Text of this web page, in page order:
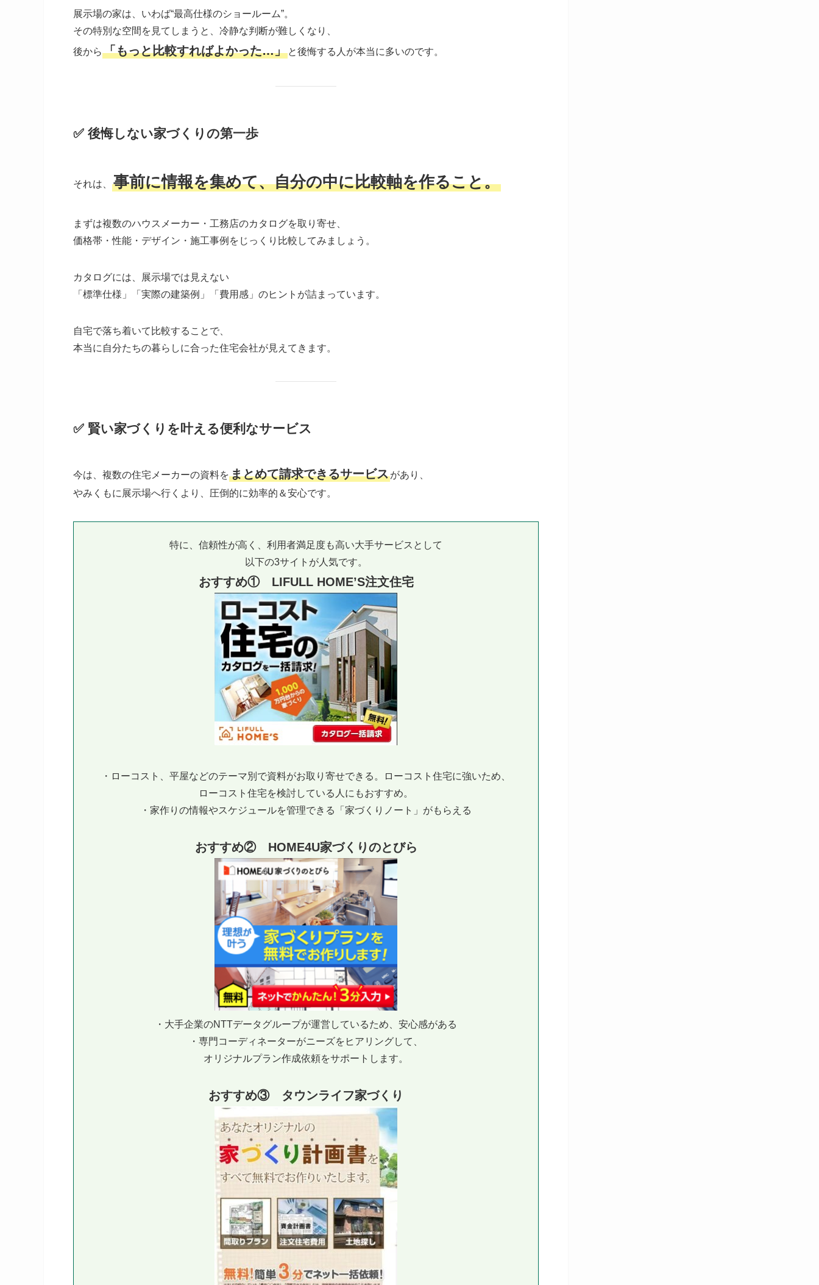
展示場の家は、いわば“最高仕様のショールーム”。
その特別な空間を見てしまうと、冷静な判断が難しくなり、
後から 「もっと比較すればよかった…」 と後悔する人が本当に多いのです。
✅ 後悔しない家づくりの第一歩
それは、 事前に情報を集めて、自分の中に比較軸を作ること。
まずは複数のハウスメーカー・工務店のカタログを取り寄せ、
価格帯・性能・デザイン・施工事例をじっくり比較してみましょう。
カタログには、展示場では見えない
「標準仕様」「実際の建築例」「費用感」のヒントが詰まっています。
自宅で落ち着いて比較することで、
本当に自分たちの暮らしに合った住宅会社が見えてきます。
✅ 賢い家づくりを叶える便利なサービス
今は、複数の住宅メーカーの資料をまとめて請求できるサービスがあり、
やみくもに展示場へ行くより、圧倒的に効率的＆安心です。
特に、信頼性が高く、利用者満足度も高い大手サービスとして
以下の3サイトが人気です。
おすすめ① LIFULL HOME’S注文住宅
・ローコスト、平屋などのテーマ別で資料がお取り寄せできる。ローコスト住宅に強いため、
ローコスト住宅を検討している人にもおすすめ。
・家作りの情報やスケジュールを管理できる「家づくりノート」がもらえる
おすすめ② HOME4U家づくりのとびら
・大手企業のNTTデータグループが運営しているため、安心感がある
・専門コーディネーターがニーズをヒアリングして、
オリジナルプラン作成依頼をサポートします。
おすすめ③ タウンライフ家づくり